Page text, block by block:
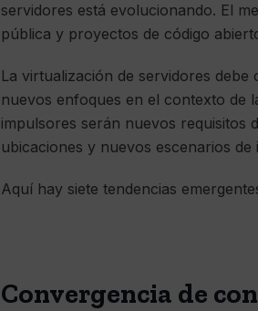
servidores está evolucionando. El
pública y proyectos de código
La virtualización de servidores
nuevos enfoques en el contexto de
impulsores serán nuevos requisitos
ubicaciones y nuevos escenarios
Aquí hay siete tendencias
Convergencia de